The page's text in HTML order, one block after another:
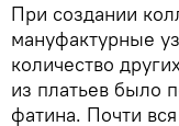
При создании
мануфактурные
количество
из платьев было
фатина. Почти